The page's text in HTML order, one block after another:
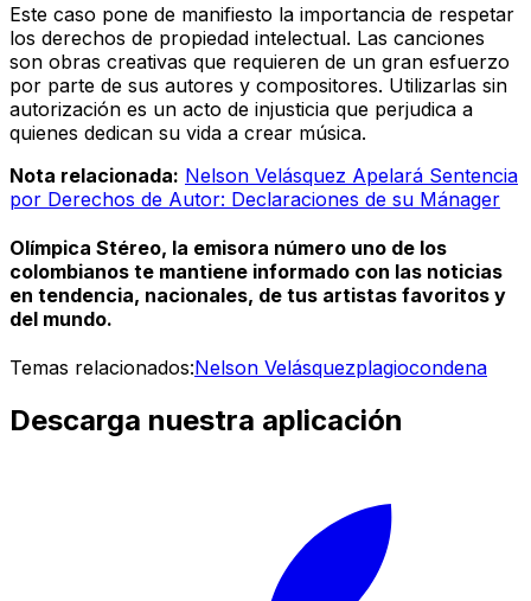
Este caso pone de manifiesto la importancia de respetar
los derechos de propiedad intelectual. Las canciones
son obras creativas que requieren de un gran esfuerzo
por parte de sus autores y compositores. Utilizarlas sin
autorización es un acto de injusticia que perjudica a
quienes dedican su vida a crear música.
Nota relacionada: Nelson Velásquez Apelará Sentencia
por Derechos de Autor: Declaraciones de su Mánager
Olímpica Stéreo, la emisora número uno de los
colombianos te mantiene informado con las noticias
en tendencia, nacionales, de tus artistas favoritos y
del mundo.
Temas relacionados:Nelson Velásquezplagiocondena
Descarga nuestra aplicación